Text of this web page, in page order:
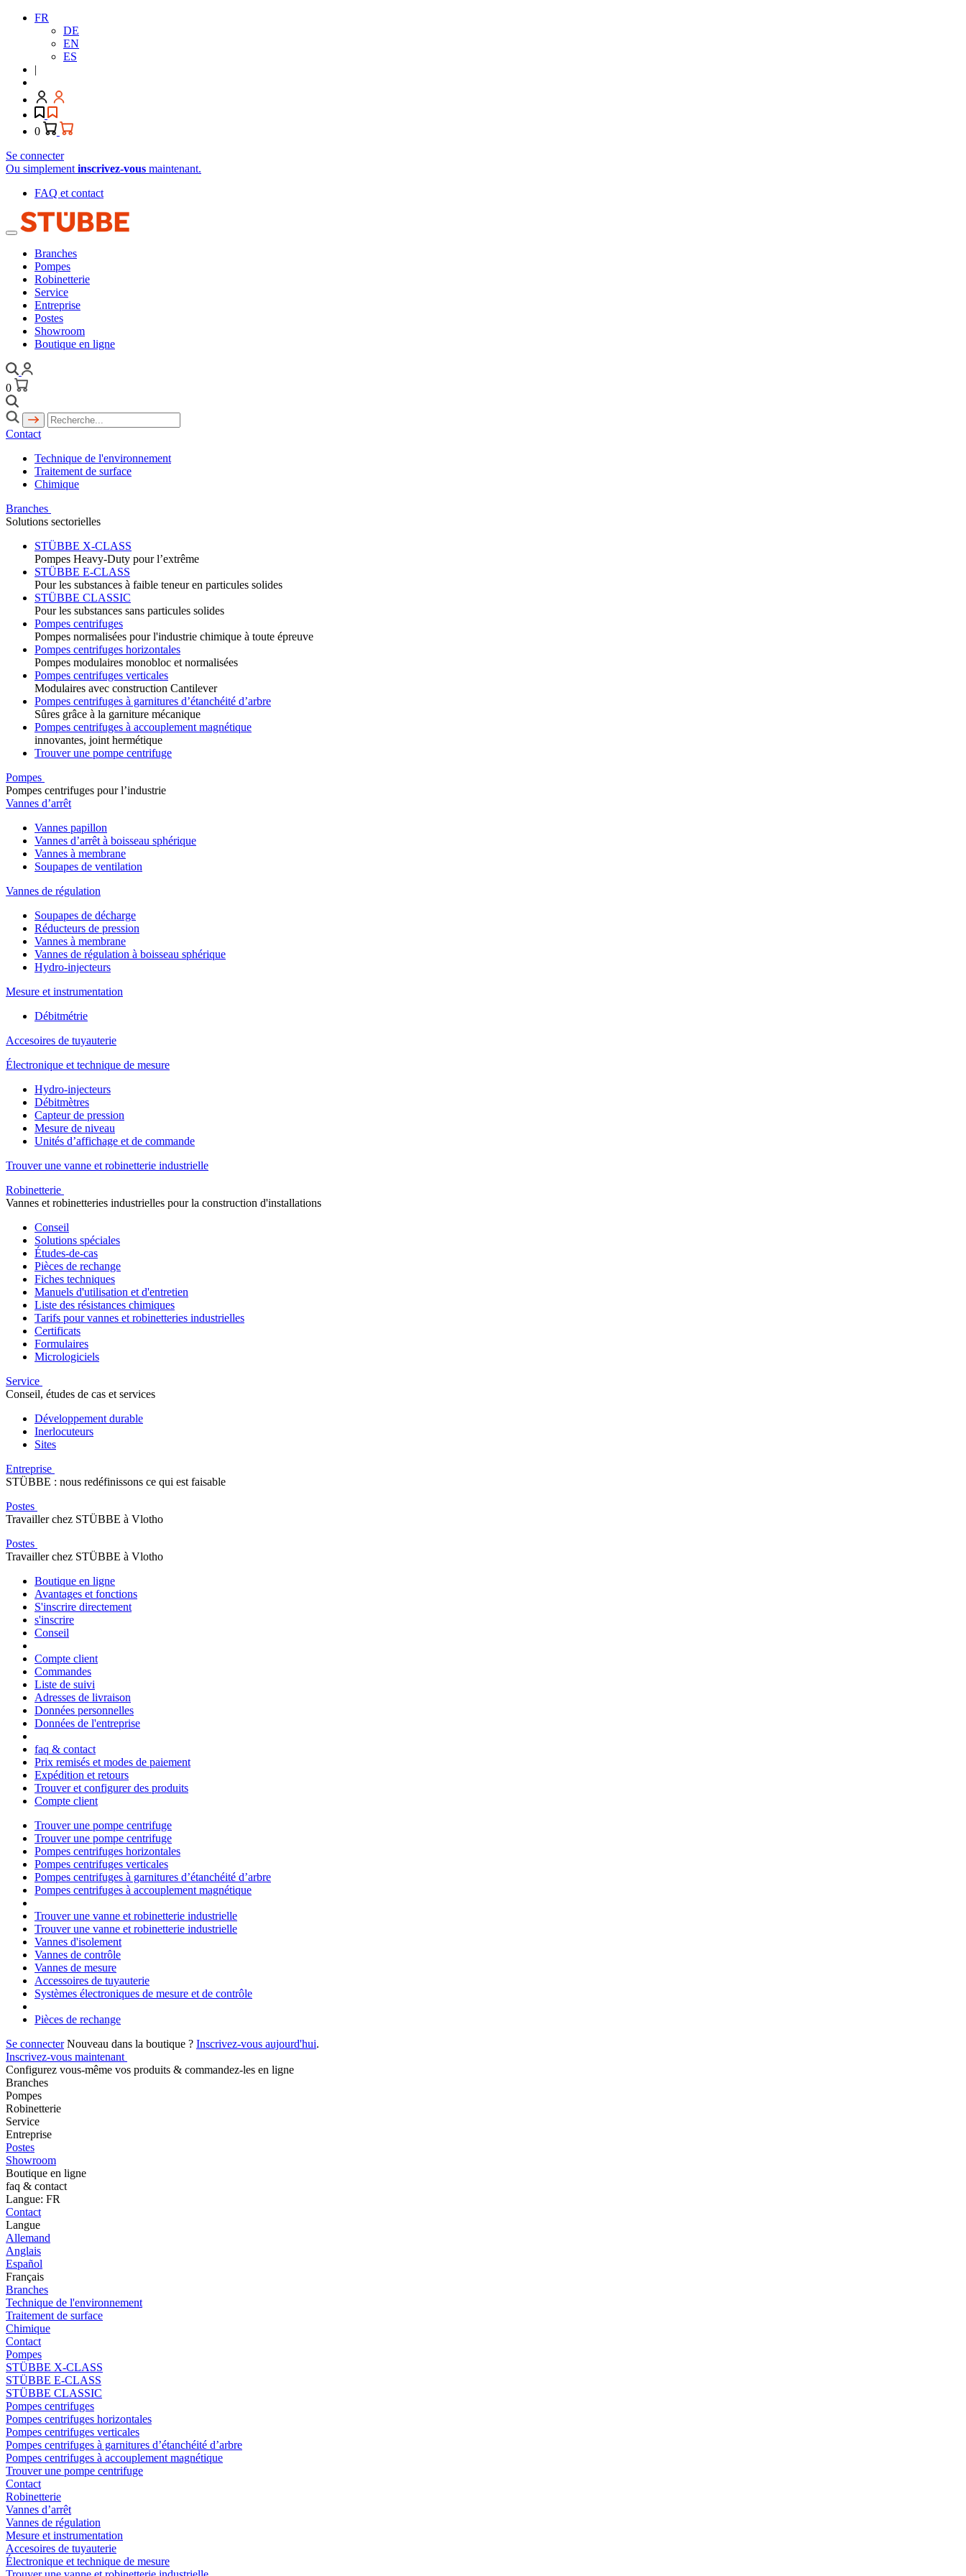
FR
DE
EN
ES
|
0
Se connecter
Ou simplement inscrivez-vous maintenant.
FAQ et contact
Branches
Pompes
Robinetterie
Service
Entreprise
Postes
Showroom
Boutique en ligne
0
Contact
Technique de l'environnement
Traitement de surface
Chimique
Branches
Solutions sectorielles
STÜBBE X-CLASS
Pompes Heavy-Duty pour l’extrême
STÜBBE E-CLASS
Pour les substances à faible teneur en particules solides
STÜBBE CLASSIC
Pour les substances sans particules solides
Pompes centrifuges
Pompes normalisées pour l'industrie chimique à toute épreuve
Pompes centrifuges horizontales
Pompes modulaires monobloc et normalisées
Pompes centrifuges verticales
Modulaires avec construction Cantilever
Pompes centrifuges à garnitures d’étanchéité d’arbre
Sûres grâce à la garniture mécanique
Pompes centrifuges à accouplement magnétique
innovantes, joint hermétique
Trouver une pompe centrifuge
Pompes
Pompes centrifuges pour l’industrie
Vannes d’arrêt
Vannes papillon
Vannes d’arrêt à boisseau sphérique
Vannes à membrane
Soupapes de ventilation
Vannes de régulation
Soupapes de décharge
Réducteurs de pression
Vannes à membrane
Vannes de régulation à boisseau sphérique
Hydro-injecteurs
Mesure et instrumentation
Débitmétrie
Accesoires de tuyauterie
Électronique et technique de mesure
Hydro-injecteurs
Débitmètres
Capteur de pression
Mesure de niveau
Unités d’affichage et de commande
Trouver une vanne et robinetterie industrielle
Robinetterie
Vannes et robinetteries industrielles pour la construction d'installations
Conseil
Solutions spéciales
Études-de-cas
Pièces de rechange
Fiches techniques
Manuels d'utilisation et d'entretien
Liste des résistances chimiques
Tarifs pour vannes et robinetteries industrielles
Certificats
Formulaires
Micrologiciels
Service
Conseil, études de cas et services
Développement durable
Inerlocuteurs
Sites
Entreprise
STÜBBE : nous redéfinissons ce qui est faisable
Postes
Travailler chez STÜBBE à Vlotho
Postes
Travailler chez STÜBBE à Vlotho
Boutique en ligne
Avantages et fonctions
S'inscrire directement
s'inscrire
Conseil
Compte client
Commandes
Liste de suivi
Adresses de livraison
Données personnelles
Données de l'entreprise
faq & contact
Prix remisés et modes de paiement
Expédition et retours
Trouver et configurer des produits
Compte client
Trouver une pompe centrifuge
Trouver une pompe centrifuge
Pompes centrifuges horizontales
Pompes centrifuges verticales
Pompes centrifuges à garnitures d’étanchéité d’arbre
Pompes centrifuges à accouplement magnétique
Trouver une vanne et robinetterie industrielle
Trouver une vanne et robinetterie industrielle
Vannes d'isolement
Vannes de contrôle
Vannes de mesure
Accessoires de tuyauterie
Systèmes électroniques de mesure et de contrôle
Pièces de rechange
Se connecter Nouveau dans la boutique ? Inscrivez-vous aujourd'hui.
Inscrivez-vous maintenant
Configurez vous-même vos produits & commandez-les en ligne
Branches
Pompes
Robinetterie
Service
Entreprise
Postes
Showroom
Boutique en ligne
faq & contact
Langue: FR
Contact
Langue
Allemand
Anglais
Español
Français
Branches
Technique de l'environnement
Traitement de surface
Chimique
Contact
Pompes
STÜBBE X-CLASS
STÜBBE E-CLASS
STÜBBE CLASSIC
Pompes centrifuges
Pompes centrifuges horizontales
Pompes centrifuges verticales
Pompes centrifuges à garnitures d’étanchéité d’arbre
Pompes centrifuges à accouplement magnétique
Trouver une pompe centrifuge
Contact
Robinetterie
Vannes d’arrêt
Vannes de régulation
Mesure et instrumentation
Accesoires de tuyauterie
Électronique et technique de mesure